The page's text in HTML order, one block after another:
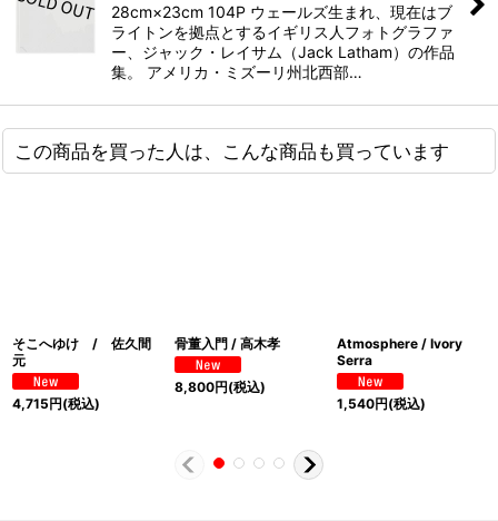
28cm×23cm 104P ウェールズ生まれ、現在はブ
ライトンを拠点とするイギリス人フォトグラファ
ー、ジャック・レイサム（Jack Latham）の作品
集。 アメリカ・ミズーリ州北西部…
この商品を買った人は、こんな商品も買っています
そこへゆけ / 佐久間
元
4,715円(税込)
骨董入門 / 高木孝
8,800円(税込)
Atmosphere / Ivory
Serra
1,540円(税込)